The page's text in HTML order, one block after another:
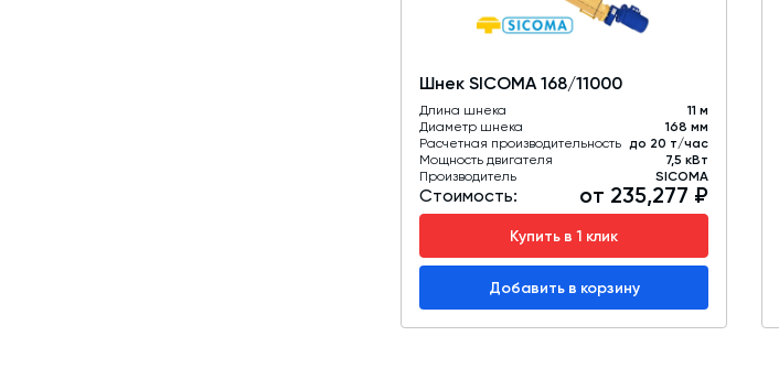
Шнек SICOMA 168/11000
Длина шнека
11 м
Диаметр шнека
168 мм
Расчетная производительность до 20 т/час
Мощность двигателя
7,5 кВт
Производитель
SICOMA
Стоимость: от 235,277 ₽
Купить в 1 клик
Добавить в корзину